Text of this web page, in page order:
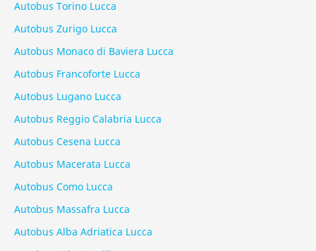
Autobus Torino Lucca
Autobus Zurigo Lucca
Autobus Monaco di Baviera Lucca
Autobus Francoforte Lucca
Autobus Lugano Lucca
Autobus Reggio Calabria Lucca
Autobus Cesena Lucca
Autobus Macerata Lucca
Autobus Como Lucca
Autobus Massafra Lucca
Autobus Alba Adriatica Lucca